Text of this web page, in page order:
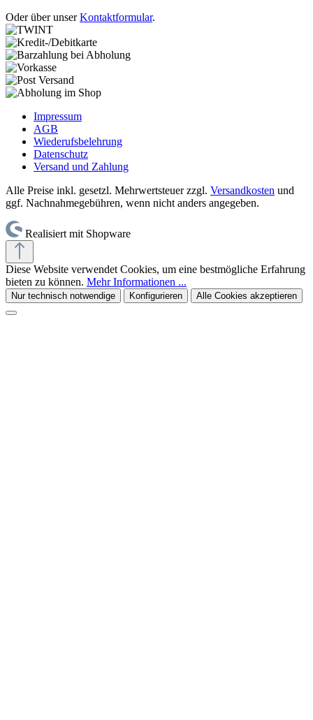
Oder über unserKontaktformular.
Impressum
AGB
Wiederufsbelehrung
Datenschutz
Versand und Zahlung
Alle Preise inkl. gesetzl. Mehrwertsteuer zzgl. Versandkosten und
ggf. Nachnahmegebühren, wenn nicht anders angegeben.
Realisiert mit Shopware
Diese Website verwendet Cookies, um eine bestmögliche Erfahrung
bieten zu können. Mehr Informationen ...
Nur technisch notwendige Konfigurieren Alle Cookies akzeptieren